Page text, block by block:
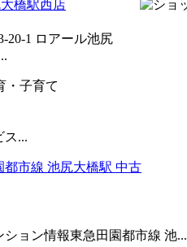
橋駅西店
20-1 ロアール池尻
ス...
市線 池尻大橋駅 中古
ョン情報東急田園都市線 池...